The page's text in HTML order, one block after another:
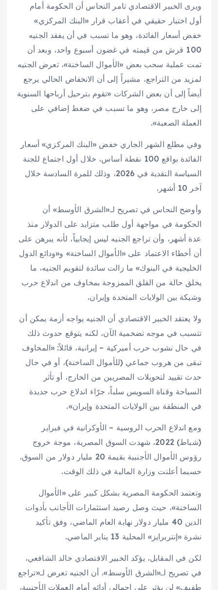
ويرى الخبير الاقتصادي تامر النحاس أن الحكومة أمام
أول اختبار حقيقي في أعقاب قرار «البنك المركزي»
خفض أسعار الفائدة، وهو ما تسبب في أن يفقد الجنيه
100 قرش من قيمته في غضون أسبوع واحد، وبعد أن
تمت عملية سحب بعض «الأموال الساخنة»، تعرض الجنيه
لمزيد من التراجع، مشيراً إلى أن الانخفاض الحالي يرجع
أيضاً إلى أن بعض الشركات «تقوم بترحيل أرباحها السنوية
إلى خارج مصر، وهو ما تسبب في ضغط إضافي على
العملة الصعبة».
وفي مطلع الشهر الجاري خفض «البنك المركزي» أسعار
الفائدة بواقع 100 نقطة أساس، خلال أول اجتماع للجنة
السياسة النقدية في 2026، وذلك للمرة السادسة خلال
آخر 10 أشهر.
وأوضح النحاس في تصريح لـ«الشرق الأوسط» أن
الحكومة في مواجهة أول طلب متزايد على الدولار منذ
عدة أشهر، وأن تراجع الجنيه ليس إيجابياً، لأنه يبرهن على
أن أخطاء الاعتماد على «الأموال الساخنة» و«ودائع الدول
الخليجية في البنوك» ما زالت سائدة لتقويم الجنيه، ما
يخلق حالة من القلق الممزوجة بمخاوف من اندلاع حرب
وشيكة بين الولايات المتحدة وإيران.
ولا يعتقد الخبير الاقتصادي أن الجنيه يواجه أزمة يمكن أن
تتسبب في موجه تضخمية الآن، لكنه يتوقع حدوث ذلك
في حال نشوب حرب أميركية – إيرانية، قائلاً: «المخاوف
تبقى من هروب جماعي (للأموال الساخنة)، أو في حال
حدث تقييد لتحويلات المصريين من الخارج، أو تأثر
السياحة وقناة السويس سلباً، جرّاء اندلاع حرب جديدة
في المنطقة بين الولايات المتحدة وإيران».
ومع اندلاع الحرب الروسية – الأوكرانية في فبراير
(شباط) 2022، شهدت السوق المصرية، موجة خروج
رؤوس الأموال الأجنبية بقيمة 20 مليار دولار من السوق،
حسبما أعلنت وزارة المالية في ذلك الوقت.
وتعتمد الحكومة المصرية بشكل كبير على «الأموال
الساخنة»، حيث وصل رصيد استثمارات الأجانب بأدوات
الدين 40 مليار دولار نهاية العام الماضي، وفق تأكيد
نشرة «إنتربرايز» المحلية 13 يناير الماضي.
لكن في المقابل، يؤكد الخبير الاقتصادي خالد الشافعي،
في تصريح لـ«الشرق الأوسط»، أن الجنيه تعرض لـ«تراجع
طفيف» لن يؤثر على إجمالي أدائه أمام العملات الأجنبية،